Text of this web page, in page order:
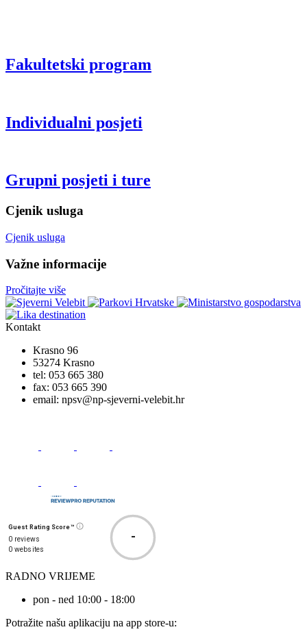
Fakultetski program
Individualni posjeti
Grupni posjeti i ture
Cjenik usluga
Cjenik usluga
Važne informacije
Pročitajte više
Kontakt
Krasno 96
53274 Krasno
tel: 053 665 380
fax: 053 665 390
email: npsv@np-sjeverni-velebit.hr
Guest Rating Score™
0 reviews
0 websites
-
RADNO VRIJEME
pon - ned 10:00 - 18:00
Potražite našu aplikaciju na app store-u: